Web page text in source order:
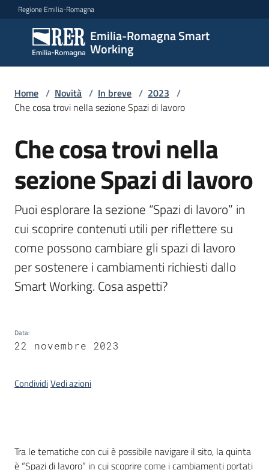
Vai al contenuto
Vai alla navigazione
Vai al footer
Regione Emilia-Romagna
Emilia-Romagna Smart
Working
Emilia-
Romagna
Smart
Working
Scopri
i
Novità
Storie
di
smart
Progetto
Home / Novità / In breve / 2023 /
Che cosa trovi nella sezione Spazi di lavoro
Salta al contenuto
Che cosa trovi nella
sezione Spazi di lavoro
Puoi esplorare la sezione “Spazi di lavoro” in
cui scoprire contenuti utili per riflettere su
come possono cambiare gli spazi di lavoro
per sostenere i cambiamenti richiesti dallo
Smart Working. Cosa aspetti?
Data:
22 novembre 2023
CondividiVedi azioni
Introduzione
Tra le tematiche con cui è possibile navigare il sito, la quinta
è “Spazi di lavoro” in cui scoprire come i cambiamenti portati